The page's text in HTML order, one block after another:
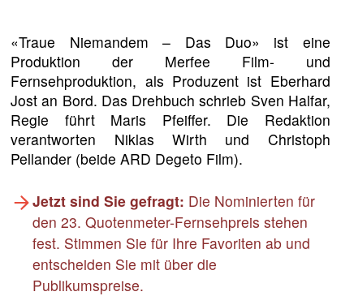
«Traue Niemandem – Das Duo» ist eine
Produktion der Merfee Film- und
Fernsehproduktion, als Produzent ist Eberhard
Jost an Bord. Das Drehbuch schrieb Sven Halfar,
Regie führt Maris Pfeiffer. Die Redaktion
verantworten Niklas Wirth und Christoph
Pellander (beide ARD Degeto Film).
Jetzt sind Sie gefragt: Die Nominierten für
den 23. Quotenmeter-Fernsehpreis stehen
fest. Stimmen Sie für Ihre Favoriten ab und
entscheiden Sie mit über die
Publikumspreise.